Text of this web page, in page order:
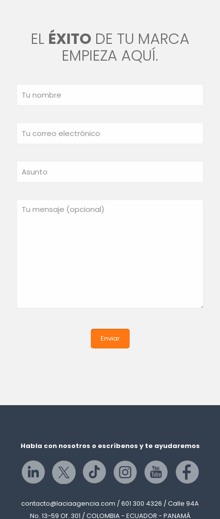
EL ÉXITO DE TU MARCA
EMPIEZA AQUÍ.
Habla con nosotros o escríbenos y te ayudaremos
contacto@laciaagencia.com / 601 300 4326 / Calle 94A
No. 13-59 Of. 301 / COLOMBIA - ECUADOR - PANAMÁ